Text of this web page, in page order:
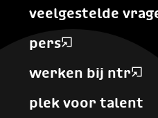
veelgestelde
pers
werken bij ntr
plek voor talent